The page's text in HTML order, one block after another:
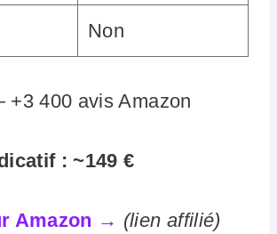
Non
400 avis Amazon
: ~149 €
Amazon → (lien affilié)